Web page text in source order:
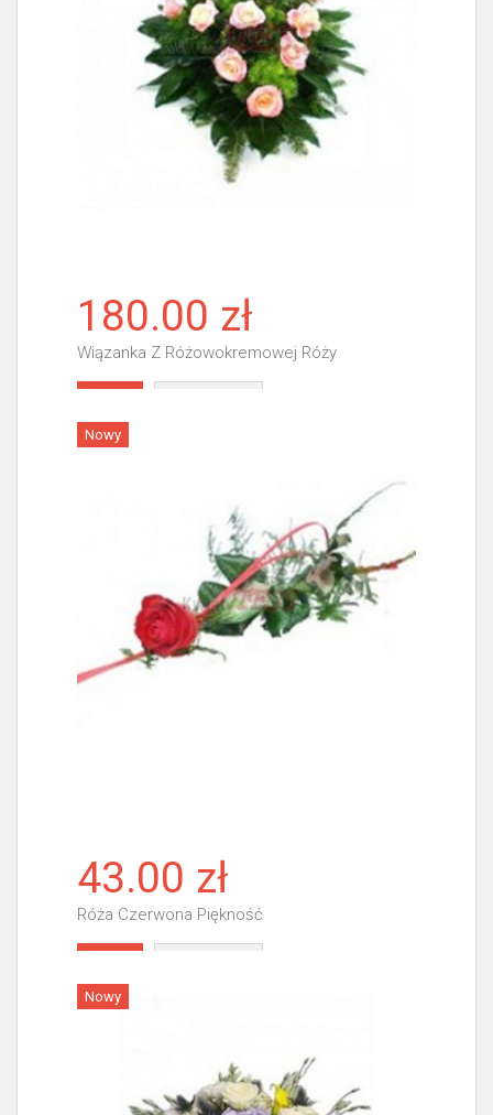
180.00 zł
Wiązanka Z Różowokremowej Róży
Nowy
43.00 zł
Róża Czerwona Piękność
Nowy